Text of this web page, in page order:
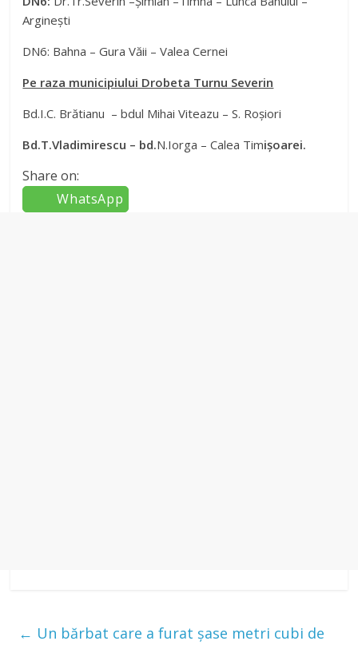
Arginești
DN6: Bahna – Gura Văii – Valea Cernei
Pe raza municipiului Drobeta Turnu Severin
Bd.I.C. Brătianu – bdul Mihai Viteazu – S. Roșiori
Bd.T.Vladimirescu – bd.N.Iorga – Calea Timișoarei.
Share on:
WhatsApp
← Un bărbat care a furat șase metri cubi de